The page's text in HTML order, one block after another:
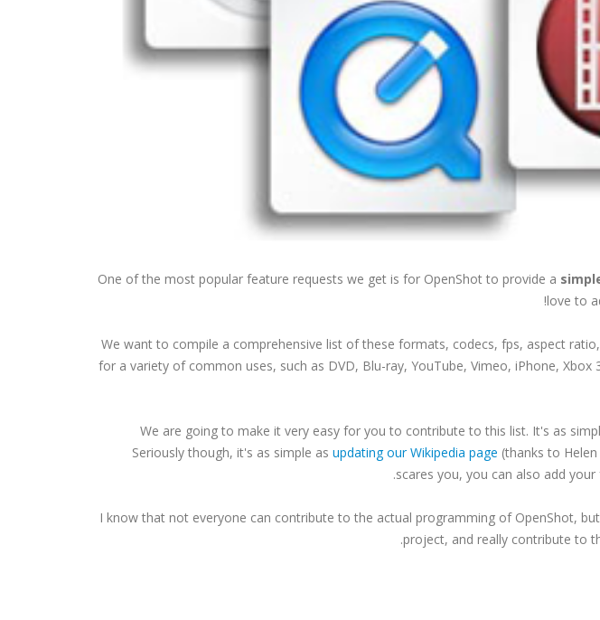
One of the most popular feature requests we get is for OpenShot to provide a
love to
!
We want to compile a comprehensive list of these formats, codecs, fps, aspect
for a variety of common uses, such as DVD, Blu-ray, YouTube, Vimeo, iPhone, Xbox
We are going to make it very easy for you to contribute to this list. It's as
Seriously though, it's as simple as updating our Wikipedia page (thanks to
scares you, you can also add
I know that not everyone can contribute to the actual programming of OpenShot,
project, and really contribute to